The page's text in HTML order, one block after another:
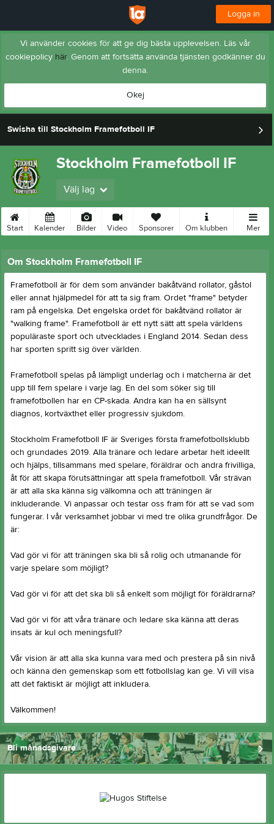
Logga in
Vi använder cookies för att ge dig bästa upplevelsen. Läs vår
cookiepolicy här. Genom att fortsätta använda tjänsten godkänner du
denna.
Okej
Swisha till Stockholm Framefotboll IF
Stockholm Framefotboll IF
Välj lag
Start Kalender Bilder Video Sponsorer Om klubben Mer
Om Stockholm Framefotboll IF
Framefotboll är för dem som använder bakåtvänd rollator, gåstol
eller annat hjälpmedel för att ta sig fram. Ordet "frame" betyder
ram på engelska. Det engelska ordet för bakåtvänd rollator är
"walking frame". Framefotboll är ett nytt sätt att spela världens
populäraste sport och utvecklades i England 2014. Sedan dess
har sporten spritt sig över världen.
Framefotboll spelas på lämpligt underlag och i matcherna är det
upp till fem spelare i varje lag. En del som söker sig till
framefotbollen har en CP-skada. Andra kan ha en sällsynt
diagnos, kortväxthet eller progressiv sjukdom.
Stockholm Framefotboll IF är Sveriges första framefotbollsklubb
och grundades 2019. Alla tränare och ledare arbetar helt ideellt
och hjälps, tillsammans med spelare, föräldrar och andra frivilliga,
åt för att skapa förutsättningar att spela framefotboll. Vår strävan
är att alla ska känna sig välkomna och att träningen är
inkluderande. Vi anpassar och testar oss fram för att se vad som
fungerar. I vår verksamhet jobbar vi med tre olika grundfrågor. De
är:
Vad gör vi för att träningen ska bli så rolig och utmanande för
varje spelare som möjligt?
Vad gör vi för att det ska bli så enkelt som möjligt för föräldrarna?
Vad gör vi för att våra tränare och ledare ska känna att deras
insats är kul och meningsfull?
Vår vision är att alla ska kunna vara med och prestera på sin nivå
och känna den gemenskap som ett fotbollslag kan ge. Vi vill visa
att det faktiskt är möjligt att inkludera.
Välkommen!
Bli månadsgivare